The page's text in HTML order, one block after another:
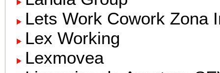
Lets Work Cowork Zona
Lex Working
Lexmovea